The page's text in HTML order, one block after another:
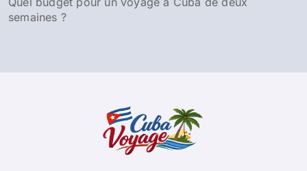
semaines ?